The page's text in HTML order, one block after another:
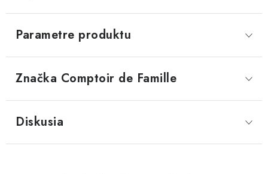
Parametre produktu
Značka Comptoir de Famille
Diskusia